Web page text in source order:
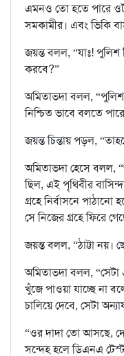
এমনও তো হতে পারে
সমকামীর। এবং ভিকি
জয়ন্ত বলল, “যাঃ! পুলিশ
করবে?”
অমিতাভদা বলল, “পুলিশ
নিশ্চিত ভাবে বলতে
জয়ন্ত চিন্তায় পড়ল,
অমিতাভদা হেসে বলল,
ছিল, এই পৃথিবীর
গ্রহে নির্বাসনে পাঠানো
সে নিজের গ্রহে ফিরে
জয়ন্ত বলল, “ঠাট্টা নয়।
অমিতাভদা বলল,
খুঁজে পাওয়া যাচ্ছে না
চালিয়ে দেবে, সেটা
“ওর দাদা তো আসছে,
সন্দেহ হলে ডিএনএ